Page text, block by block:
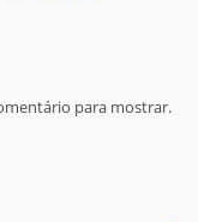
para mostrar.